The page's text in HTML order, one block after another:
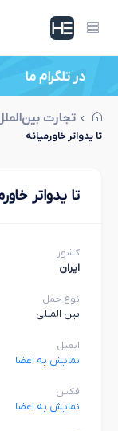
در تلگرام ما
تجارت
تا یدواتر خاورمیانه
تا یدواتر
کشور
ایران
نوع حمل
بین المللی
ایمیل
نمایش به اعضا
فکس
نمایش به اعضا